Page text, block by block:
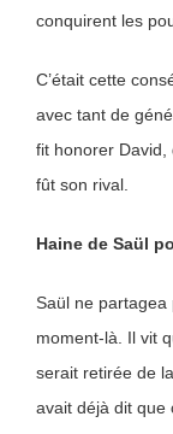
conquirent les
C’était cette
avec tant de
fit honorer David,
fût son rival.
Haine de Saül
Saül ne partagea
moment-là. Il vit
serait retirée de
avait déjà dit que